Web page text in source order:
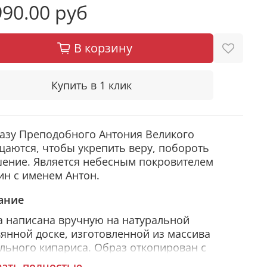
руб
В корзину
Купить в 1 клик
Преподобного Антония Великого
чтобы укрепить веру, побороть
Является небесным покровителем
с именем Антон.
написана вручную на натуральной
доске, изготовленной из массива
кипариса. Образ откопирован с
списка методом, получившим